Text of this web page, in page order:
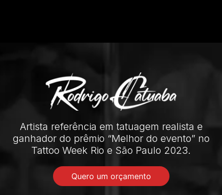
Artista referência em tatuagem realista e
ganhador do prêmio “Melhor do evento” no
Tattoo Week Rio e São Paulo 2023.
Quero um orçamento